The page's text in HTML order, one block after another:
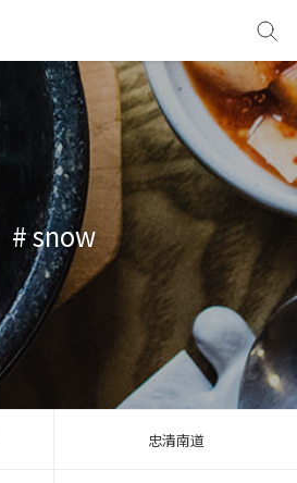
# snow
忠清南道